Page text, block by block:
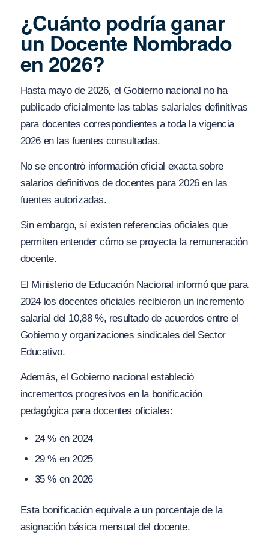
¿Cuánto podría ganar
un Docente Nombrado
en 2026?
Hasta mayo de 2026, el Gobierno nacional no ha
publicado oficialmente las tablas salariales definitivas
para docentes correspondientes a toda la vigencia
2026 en las fuentes consultadas.
No se encontró información oficial exacta sobre
salarios definitivos de docentes para 2026 en las
fuentes autorizadas.
Sin embargo, sí existen referencias oficiales que
permiten entender cómo se proyecta la remuneración
docente.
El Ministerio de Educación Nacional informó que para
2024 los docentes oficiales recibieron un incremento
salarial del 10,88 %, resultado de acuerdos entre el
Gobierno y organizaciones sindicales del Sector
Educativo.
Además, el Gobierno nacional estableció
incrementos progresivos en la bonificación
pedagógica para docentes oficiales:
24 % en 2024
29 % en 2025
35 % en 2026
Esta bonificación equivale a un porcentaje de la
asignación básica mensual del docente.